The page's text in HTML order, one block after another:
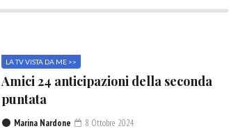
LA TV VISTA DA ME >>
Amici 24 anticipazioni della seconda
puntata
Marina Nardone 8 Ottobre 2024